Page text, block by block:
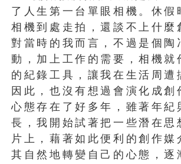
了人生第一台單眼相機。休假
相機到處走拍，還談不上什麼
對當時的我而言，不過是個陶
動，加上工作的需要，相機就
的紀錄工具，讓我在生活周遭
因此，也沒有想過會演化成創
心態存在了好多年，雖著年紀
長，我開始試著把一些潛在思
片上，藉著如此便利的創作媒
其自然地轉變自己的心態，逐